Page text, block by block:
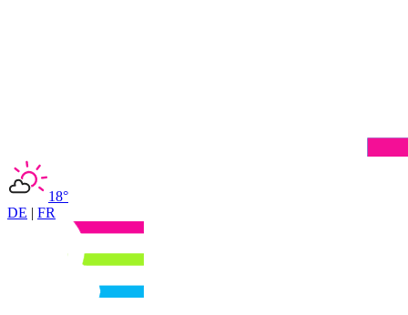
18°
DE | FR